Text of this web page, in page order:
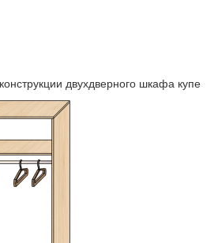
двухдверного шкафа купе